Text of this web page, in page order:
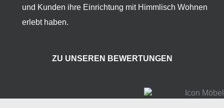
und Kunden ihre Einrichtung mit Himmlisch Wohnen
erlebt haben.
ZU UNSEREN BEWERTUNGEN